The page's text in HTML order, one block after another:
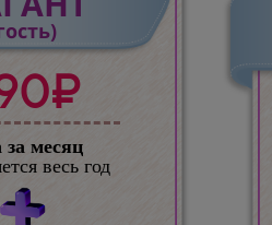
за месяц
весь год